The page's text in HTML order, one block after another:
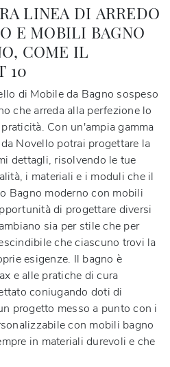
LINEA DI ARREDO
E MOBILI BAGNO
COME IL
10
di Mobile da Bagno sospeso
che arreda alla perfezione lo
Con un'ampia gamma
Novello potrai progettare la
dettagli, risolvendo le tue
i materiali e i moduli che il
Bagno moderno con mobili
di progettare diversi
sia per stile che per
che ciascuno trovi la
esigenze. Il bagno è
e alle pratiche di cura
coniugando doti di
progetto messo a punto con i
con mobili bagno
in materiali durevoli e che